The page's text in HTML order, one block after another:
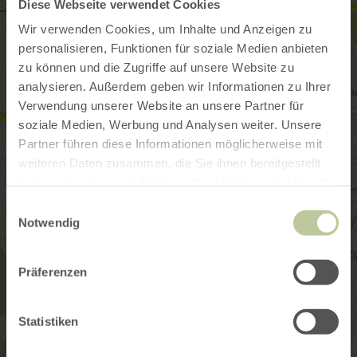
Diese Webseite verwendet Cookies
Wir verwenden Cookies, um Inhalte und Anzeigen zu
personalisieren, Funktionen für soziale Medien anbieten
zu können und die Zugriffe auf unsere Website zu
analysieren. Außerdem geben wir Informationen zu Ihrer
Verwendung unserer Website an unsere Partner für
soziale Medien, Werbung und Analysen weiter. Unsere
Partner führen diese Informationen möglicherweise mit
weiteren Daten zusammen, die Sie ihnen bereitgestellt
Notwendig
Präferenzen
Statistiken